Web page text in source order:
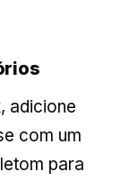
adicione
com um
para